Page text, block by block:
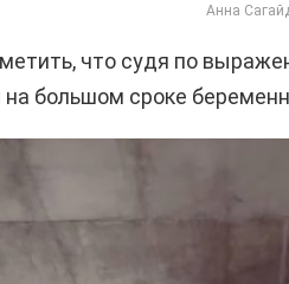
Анна
что судя по
на большом сроке